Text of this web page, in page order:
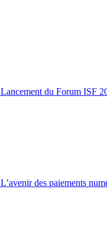
Lancement du Forum ISF
L’avenir des paiements